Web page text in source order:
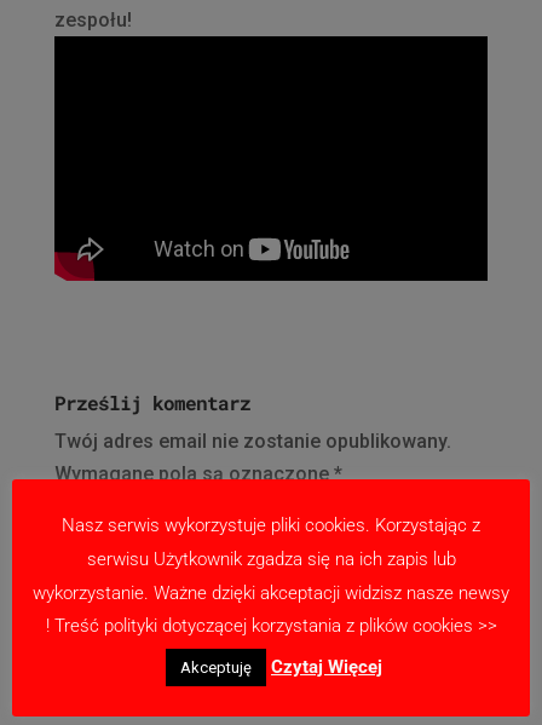
zespołu!
Prześlij komentarz
Twój adres email nie zostanie opublikowany.
Wymagane pola są oznaczone *
Nasz serwis wykorzystuje pliki cookies. Korzystając z
serwisu Użytkownik zgadza się na ich zapis lub
wykorzystanie. Ważne dzięki akceptacji widzisz nasze newsy
! Treść polityki dotyczącej korzystania z plików cookies >>
Akceptuję Czytaj Więcej